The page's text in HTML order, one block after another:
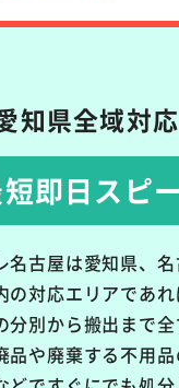
知県全域対応
即日スピ
名古屋は愛知県、
の対応エリアであ
分別から搬出まで
品や廃棄する不用